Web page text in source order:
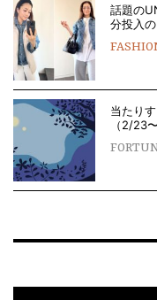
話題の
分投入
当たり
（2/23